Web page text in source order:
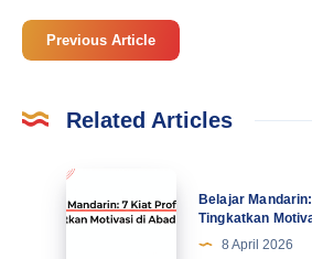
Previous Article
Related Articles
Belajar
Mandarin:
Belajar
Tingkatkan
8 April 2026